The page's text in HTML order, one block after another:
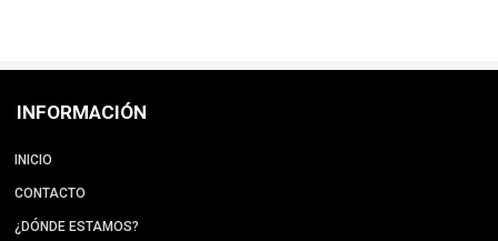
INFORMACIÓN
INICIO
CONTACTO
¿DÓNDE ESTAMOS?